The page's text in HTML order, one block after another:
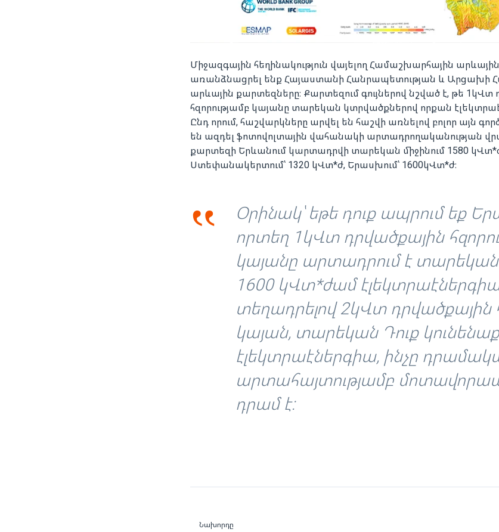
Միջազգային հեղինակություն վայելող Համաշխարհային
առանձնացրել ենք Հայաստանի Հանրապետության և Արցախի
արևային քարտեզները։ Քարտեզում գույներով նշված է, թե 1կՎտ
հզորությամբ կայանը տարեկան կտրվածքներով որքան
Ընդ որում, հաշվարկները արվել են հաշվի առնելով բոլոր այն
են ազդել ֆոտովոլտային վահանակի արտադրողականության
քարտեզի Երևանում կարտադրվի տարեկան միջինում 1580
Ստեփանակերտում՝ 1320 կՎտ*ժ, Երասխում՝ 1600կՎտ*ժ։
‟
Օրինակ՝ եթե դուք ապրում եք
որտեղ 1կՎտ դրվածքային
կայանը արտադրում է տարեկան
1600 կՎտ*ժամ
տեղադրելով 2կՎտ դրվածքային
կայան, տարեկան Դուք
էլեկտրաէներգիա, ինչը
արտահայտությամբ
դրամ է:
Նախորդը